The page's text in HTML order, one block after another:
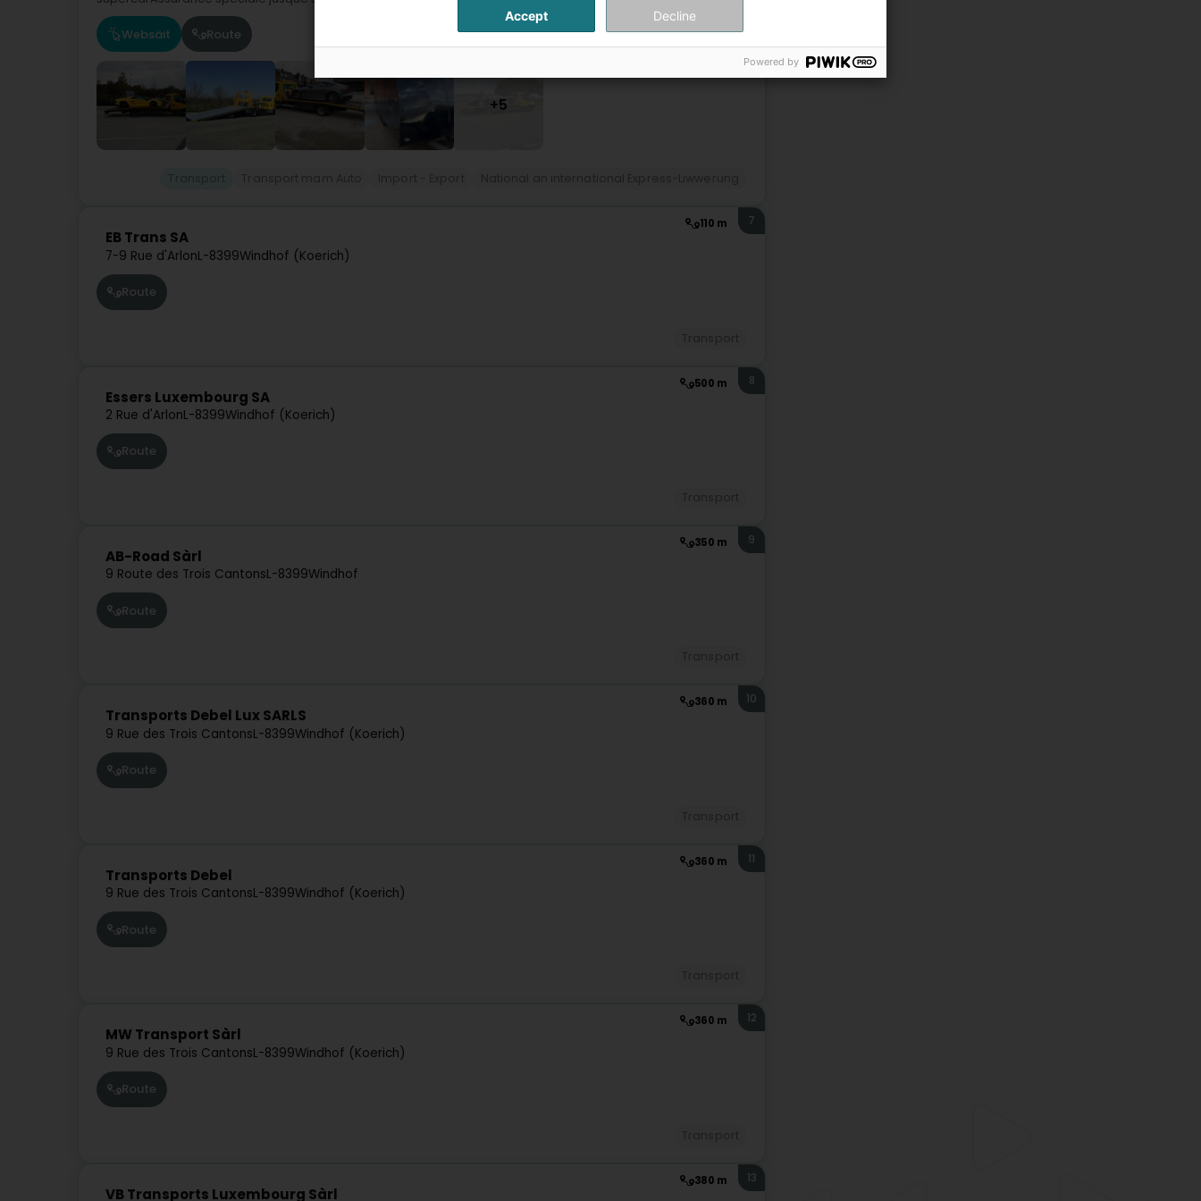
Websäit Route
+5
110 m
EB Trans SA
7-9 Rue d'ArlonL-8399Windhof (Koerich)
7
Route
500 m
Essers Luxembourg SA
2 Rue d'ArlonL-8399Windhof (Koerich)
8
Route
350 m
AB-Road Sàrl
9 Route des Trois CantonsL-8399Windhof
9
Route
360 m
Transports Debel Lux SARLS
9 Rue des Trois CantonsL-8399Windhof (Koerich)
10
Route
360 m
Transports Debel
9 Rue des Trois CantonsL-8399Windhof (Koerich)
11
Route
360 m
MW Transport Sàrl
9 Rue des Trois CantonsL-8399Windhof (Koerich)
12
Route
380 m
VB Transports Luxembourg Sàrl
13
Accept Decline
Powered by